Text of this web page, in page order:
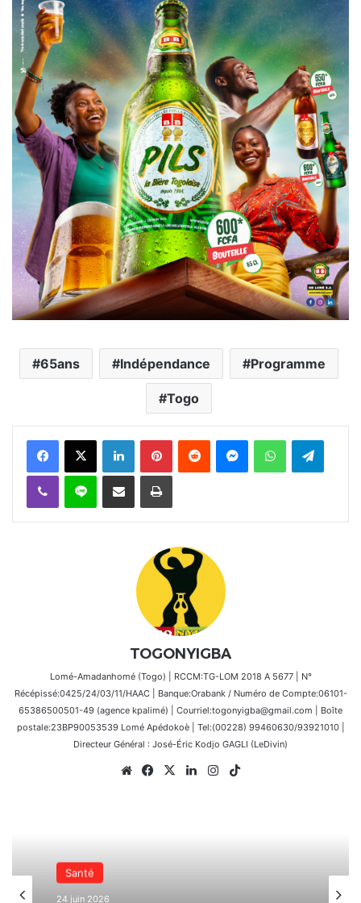
65ans Indépendance Programme
Togo
FacebookX Linkedin PinterestReddit MessengerWhatsAppTelegram
Viber Ligne Partager par email Imprimer
TOGONYIGBA
Lomé-Amadanhomé (Togo) | RCCM:TG-LOM 2018 A 5677 | N°
Récépissé:0425/24/03/11/HAAC | Banque:Orabank / Numéro de Compte:06101-
65386500501-49 (agence kpalimé) | Courriel:togonyigba@gmail.com | Boîte
postale:23BP90053539 Lomé Apédokoè | Tel:(00228) 99460630/93921010 |
Directeur Général : José-Éric Kodjo GAGLI (LeDivin)
WebsiteFacebook
X LinkedinInstagram
Nationale